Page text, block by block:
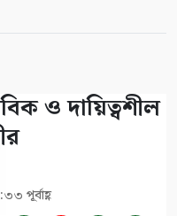
ও দায়িত্বশীল
পূর্বাহ্ণ